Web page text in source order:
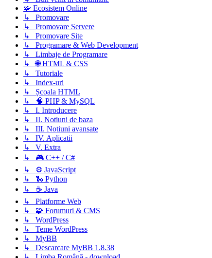
🧩 Ecosistem Online
↳ Promovare
↳ Promovare Servere
↳ Promovare Site
↳ Programare & Web Development
↳ Limbaje de Programare
↳ 🌐 HTML & CSS
↳ Tutoriale
↳ Index-uri
↳ Școala HTML
↳ 🧠 PHP & MySQL
↳ I. Introducere
↳ II. Notiuni de baza
↳ III. Notiuni avansate
↳ IV. Aplicatii
↳ V. Extra
↳ 🎮 C++ / C#
↳ ⚙️ JavaScript
↳ 🐍 Python
↳ ☕ Java
↳ Platforme Web
↳ 🧩 Forumuri & CMS
↳ WordPress
↳ Teme WordPress
↳ MyBB
↳ Descarcare MyBB 1.8.38